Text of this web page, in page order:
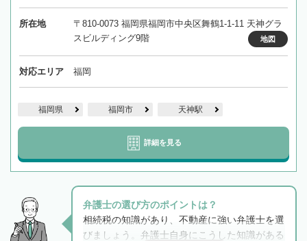
所在地
〒810-0073 福岡県福岡市中央区舞鶴1-1-11 天神グラ
スビルディング9階
地図
対応エリア 福岡
福岡県 福岡市 天神駅
詳細を見る
弁護士の選び方のポイントは？
相続税の知識があり、不動産に強い弁護士を選
びましょう。弁護士自身にこうした知識がある